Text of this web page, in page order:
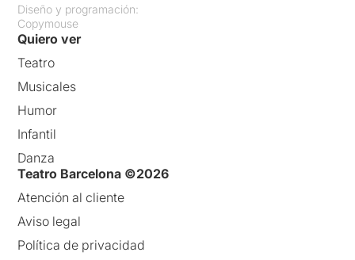
Diseño y programación:
Copymouse
Quiero ver
Teatro
Musicales
Humor
Infantil
Danza
Teatro Barcelona ©2026
Atención al cliente
Aviso legal
Política de privacidad